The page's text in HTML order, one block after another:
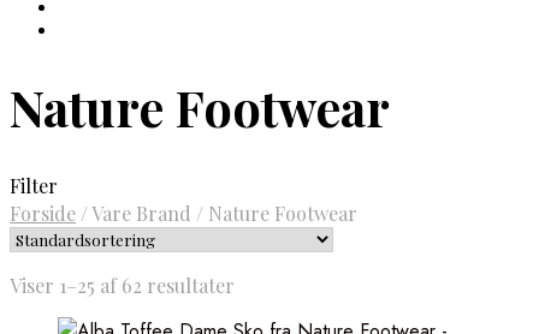
Nature Footwear
Filter
Forside /Vare Brand / Nature Footwear
Viser 1–25 af 62 resultater